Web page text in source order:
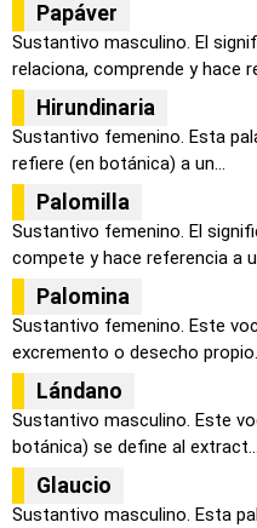
Papáver
Sustantivo masculino. El
relaciona, comprende y hace
Hirundinaria
Sustantivo femenino. Esta
refiere (en botánica) a un...
Palomilla
Sustantivo femenino. El
compete y hace referencia a
Palomina
Sustantivo femenino. Este
excremento o desecho
Lándano
Sustantivo masculino. Este
botánica) se define al extract...
Glaucio
Sustantivo masculino. Esta